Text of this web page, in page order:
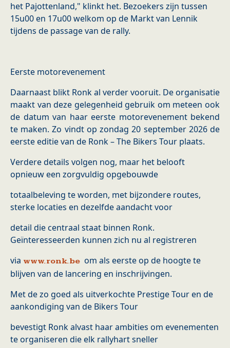
het Pajottenland," klinkt het. Bezoekers zijn tussen
15u00 en 17u00 welkom op de Markt van Lennik
tijdens de passage van de rally.
Eerste motorevenement
Daarnaast blikt Ronk al verder vooruit. De organisatie
maakt van deze gelegenheid gebruik om meteen ook
de datum van haar eerste motorevenement bekend
te maken. Zo vindt op zondag 20 september 2026 de
eerste editie van de Ronk – The Bikers Tour plaats.
Verdere details volgen nog, maar het belooft
opnieuw een zorgvuldig opgebouwde
totaalbeleving te worden, met bijzondere routes,
sterke locaties en dezelfde aandacht voor
detail die centraal staat binnen Ronk.
Geïnteresseerden kunnen zich nu al registreren
via www.ronk.be om als eerste op de hoogte te
blijven van de lancering en inschrijvingen.
Met de zo goed als uitverkochte Prestige Tour en de
aankondiging van de Bikers Tour
bevestigt Ronk alvast haar ambities om evenementen
te organiseren die elk rallyhart sneller